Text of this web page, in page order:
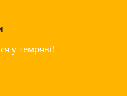
у темряві!